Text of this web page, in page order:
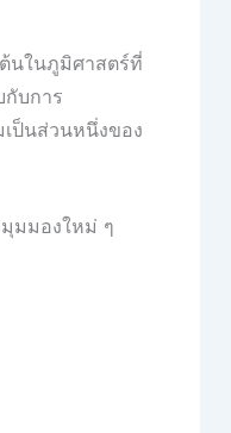
นในภูมิศาสตร์ที่
บการ
ป็นส่วนหนึ่งของ
มมองใหม่ ๆ